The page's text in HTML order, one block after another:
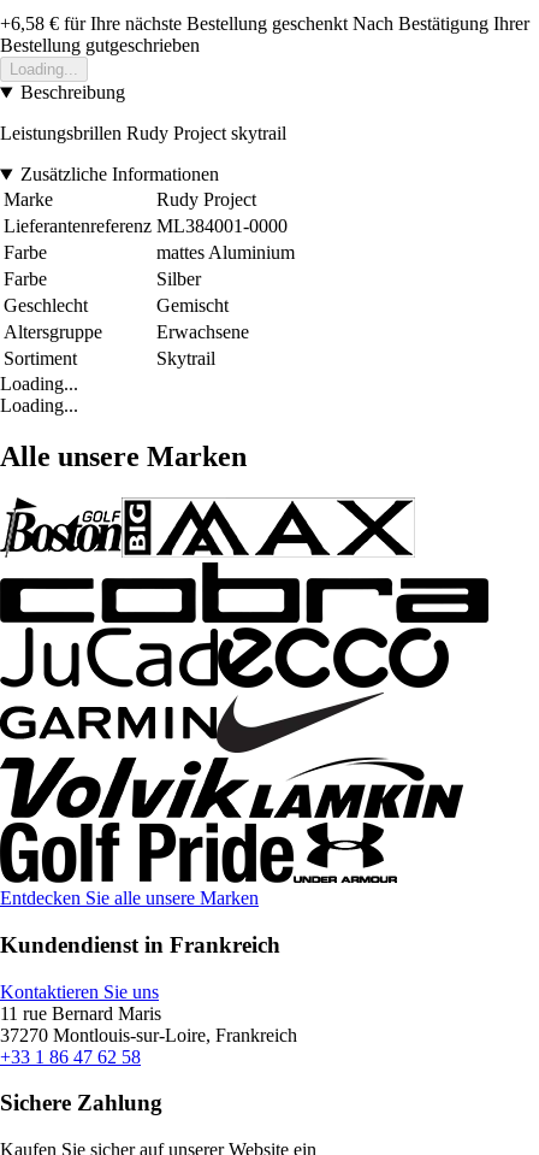
+6,58 € für Ihre nächste Bestellung geschenkt Nach Bestätigung Ihrer
Bestellung gutgeschrieben
Loading...
Beschreibung
Leistungsbrillen Rudy Project skytrail
Zusätzliche Informationen
Marke
Rudy Project
Lieferantenreferenz ML384001-0000
Farbe
mattes Aluminium
Farbe
Silber
Geschlecht
Gemischt
Altersgruppe
Erwachsene
Sortiment
Skytrail
Loading...
Loading...
Alle unsere Marken
Entdecken Sie alle unsere Marken
Kundendienst in Frankreich
Kontaktieren Sie uns
11 rue Bernard Maris
37270 Montlouis-sur-Loire, Frankreich
+33 1 86 47 62 58
Sichere Zahlung
Kaufen Sie sicher auf unserer Website ein